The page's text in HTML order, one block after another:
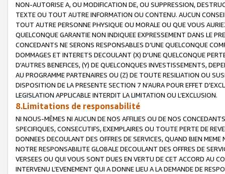
NON-AUTORISE A, OU MODIFICATION DE, OU SUPPRESSION,
TEXTE OU TOUT AUTRE INFORMATION OU CONTENU. AUCUN
TOUT AUTRE PERSONNE PHYSIQUE OU MORALE OU QUE VOUS
QUELCONQUE GARANTIE NON INDIQUEE EXPRESSEMENT DANS LE
CONCEDANTS NE SERONS RESPONSABLES D’UNE QUELCONQUE
DOMMAGES ET INTERETS DECOULANT (X) D'UNE QUELCONQUE
D'AUTRES BENEFICES, (Y) DE QUELCONQUES INVESTISSEMENTS,
AU PROGRAMME PARTENAIRES OU (Z) DE TOUTE RESILIATION OU
DISPOSITION DE LA PRESENTE SECTION 7 N'AURA POUR EFFET
LEGISLATION APPLICABLE INTERDIT LA LIMITATION OU L’EXCLUSION.
8.Limitations de responsabilité
NI NOUS-MÊMES NI AUCUN DE NOS AFFILIES OU DE NOS
SPECIFIQUES, CONSECUTIFS, EXEMPLAIRES OU TOUTE PERTE DE
DONNEES DECOULANT DES OFFRES DE SERVICES, QUAND BIEN
NOTRE RESPONSABILITE GLOBALE DECOULANT DES OFFRES DE
VERSEES OU QUI VOUS SONT DUES EN VERTU DE CET ACCORD AU
INTERVENU L’EVENEMENT QUI A DONNE LIEU A LA DEMANDE DE